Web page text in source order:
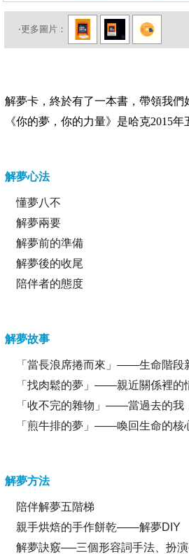
‧更多圖片：
解夢卡，終於有了一本書，帶領我們
《你的夢，你的力量》是哈克2015年
解夢心法
懂夢八不
解夢兩要
解夢前的準備
解夢後的收尾
陪伴者的態度
解夢故事
「當長浪席捲而來」 ——生命階段
「找肉鬆的夢」 ——親近關係裡的
「收不完的雜物」 ——當過去的我
「煎牛排的夢」 ——喚回生命的核
解夢方法
陪伴解夢五階梯
親手烘焙的手作餅乾——解夢DIY
解夢訣竅──三個形容詞手法、扮